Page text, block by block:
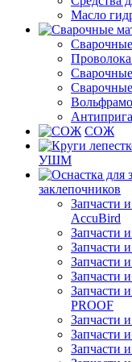
Масло
СОЖ
УШМ
заклепочников
Запчасти
AccuBird
Запчасти
Запчасти
Запчасти
Запчасти
Запчасти
PROOF
Запчасти
Запчасти
Запчасти